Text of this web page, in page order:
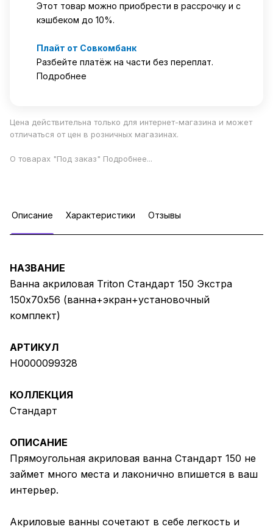
Этот товар можно приобрести в рассрочку и с
кэшбеком до 10%.
Плайт от Совкомбанк
Разбейте платёж на части без переплат.
Подробнее
Цена действительна только для интернет-магазина и может
отличаться от цен в розничных магазинах.
О товарах "Под заказ" Подробнее...
Описание Характеристики Отзывы
НАЗВАНИЕ
Ванна акриловая Triton Стандарт 150 Экстра
150х70х56 (ванна+экран+установочный
комплект)
АРТИКУЛ
Н0000099328
КОЛЛЕКЦИЯ
Стандарт
ОПИСАНИЕ
Прямоугольная акриловая ванна Стандарт 150 не
займет много места и лаконично впишется в ваш
интерьер.
Акриловые ванны сочетают в себе легкость и